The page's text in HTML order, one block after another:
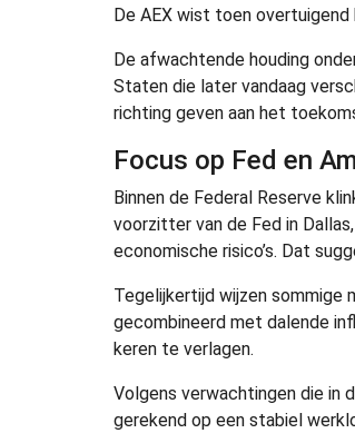
De AEX wist toen
De afwachtende houding
Staten die later vandaag
richting geven aan het
Focus op Fed en
Binnen de Federal Reserve
voorzitter van de Fed in
economische risico’s. Dat
Tegelijkertijd wijzen sommige
gecombineerd met dalende
keren te verlagen.
Volgens verwachtingen die in
gerekend op een stabiel